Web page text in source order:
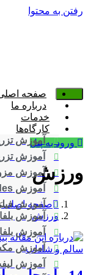
رفتن به محتوا
صفحه
درباره ما
خدمات
کارگاه‌ها
آموزش
آموزش
آموزش
آموزش MD Codes
آموزش
آموزش
آموزش
آموزش
آموزش
ورود به پنل
ورزش
صفحه اصلی
ورزش